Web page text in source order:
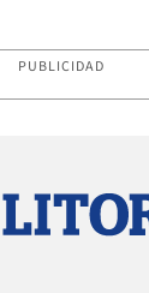
PUBLICIDAD